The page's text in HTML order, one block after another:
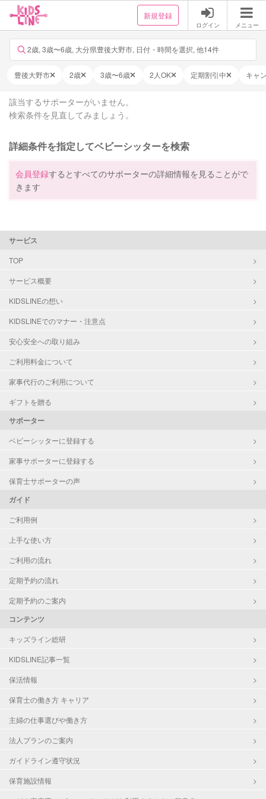
新規登録
ログイン メニュー
2歳, 3歳〜6歳, 大分県豊後大野市, 日付・時間を選択, 他14件
豊後大野市 2歳 3歳〜6歳 2人OK 定期割引中 キャ
該当するサポーターがいません。
検索条件を見直してみましょう。
詳細条件を指定してベビーシッターを検索
会員登録するとすべてのサポーターの詳細情報を見ることがで
きます
サービス
TOP
サービス概要
KIDSLINEの想い
KIDSLINEでのマナー・注意点
安心安全への取り組み
ご利用料金について
家事代行のご利用について
ギフトを贈る
サポーター
ベビーシッターに登録する
家事サポーターに登録する
保育士サポーターの声
ガイド
ご利用例
上手な使い方
ご利用の流れ
定期予約の流れ
定期予約のご案内
コンテンツ
キッズライン総研
KIDSLINE記事一覧
保活情報
保育士の働き方 キャリア
主婦の仕事選びや働き方
法人プランのご案内
ガイドライン遵守状況
保育施設情報